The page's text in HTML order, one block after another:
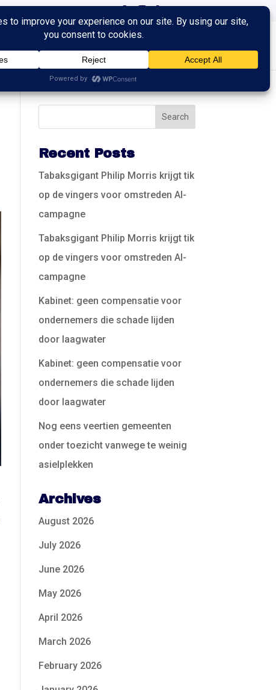
Recent Posts
Tabaksgigant Philip Morris krijgt tik
op de vingers voor omstreden AI-
campagne
Tabaksgigant Philip Morris krijgt tik
op de vingers voor omstreden AI-
campagne
Kabinet: geen compensatie voor
ondernemers die schade lijden
door laagwater
Kabinet: geen compensatie voor
ondernemers die schade lijden
door laagwater
Nog eens veertien gemeenten
onder toezicht vanwege te weinig
asielplekken
Archives
August 2026
July 2026
June 2026
May 2026
April 2026
March 2026
February 2026